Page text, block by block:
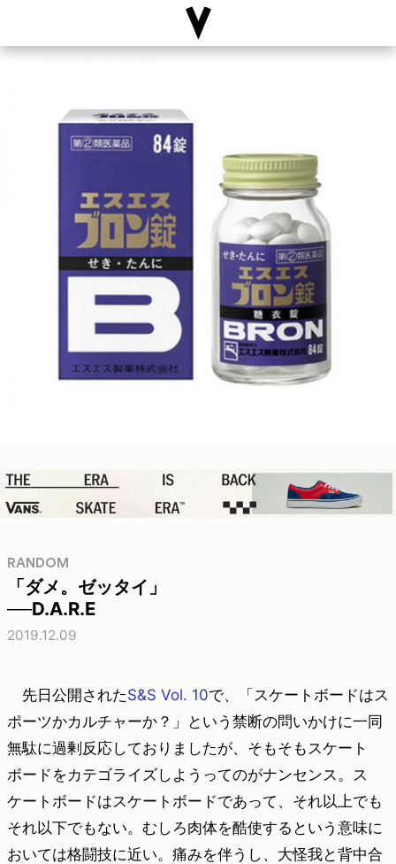
RANDOM
「ダメ。ゼッタイ」
──D.A.R.E
2019.12.09
先日公開されたS&S Vol. 10で、「スケートボードはス
ポーツかカルチャーか？」という禁断の問いかけに一同
無駄に過剰反応しておりましたが、そもそもスケート
ボードをカテゴライズしようってのがナンセンス。ス
ケートボードはスケートボードであって、それ以上でも
それ以下でもない。むしろ肉体を酷使するという意味に
おいては格闘技に近い。痛みを伴うし、大怪我と背中合